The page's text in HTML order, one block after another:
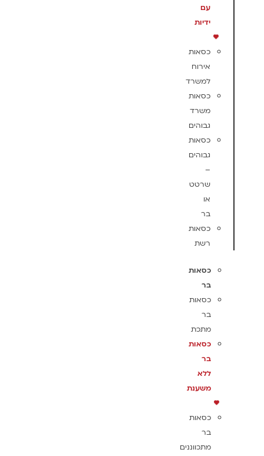
עם
ידיות
כסאות
אירוח
למשרד
כסאות
משרד
גבוהים
כסאות
גבוהים
–
שרטט
או
בר
כסאות
רשת
כסאות
בר
כסאות
בר
מתכת
כסאות
בר
ללא
משענת
כסאות
בר
מתכווננים